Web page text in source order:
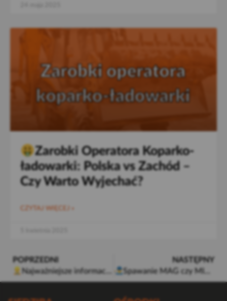
Zarobki Operatora Koparko-
ładowarki: Polska vs Zachód –
Czy Warto Wyjechać?
CZYTAJ WIĘCEJ »
POPRZEDNI
Najważniejsze informacje o kursie operatora walca drogowego – wszystko co musisz wiedzieć
NASTĘPNY
Spawanie MAG czy MIG, TIG, MMA? Poznaj różnice i wybierz odpowiednią metodę!